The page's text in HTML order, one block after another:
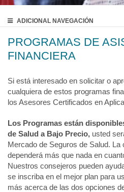
ADICIONAL NAVEGACIÓN
PROGRAMAS DE
FINANCIERA
Si está interesado en solicitar o
cualquiera de estos programas
los Asesores Certificados en
Los Programas están
de Salud a Bajo Precio, usted
Mercado de Seguros de Salud. La
dependerá más que nada en
Nuestros consejeros pueden
se inscriba en el mejor plan para
más acerca de las dos opciones